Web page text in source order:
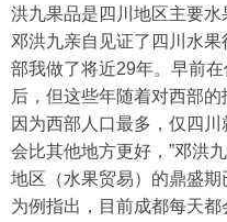
洪九果品是四川地区主要
邓洪九亲自见证了四川水
部我做了将近29年。早前
后，但这些年随着对西部
因为西部人口最多，仅四川
会比其他地方更好，”邓洪
地区（水果贸易）的鼎盛期
为例指出，目前成都每天